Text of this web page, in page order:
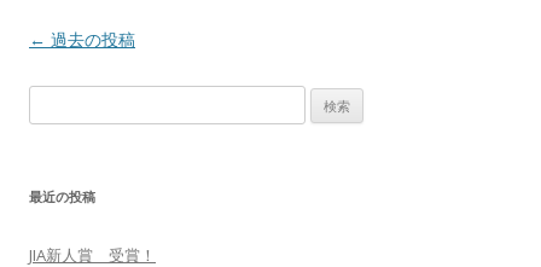
投稿ナビゲーション
← 過去の投稿
最近の投稿
JIA新人賞 受賞！